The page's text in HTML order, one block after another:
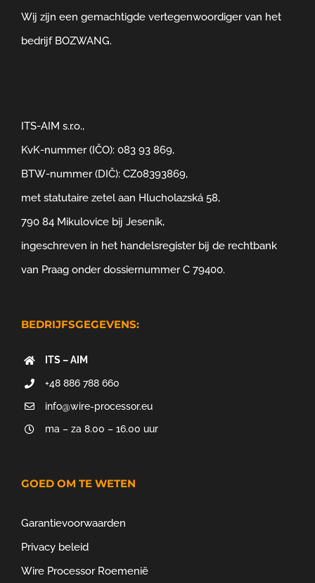
Wij zijn een gemachtigde vertegenwoordiger van het
bedrijf BOZWANG.
ITS-AIM s.r.o.,
KvK-nummer (IČO): 083 93 869,
BTW-nummer (DIČ): CZ08393869,
met statutaire zetel aan Hlucholazská 58,
790 84 Mikulovice bij Jeseník,
ingeschreven in het handelsregister bij de rechtbank
van Praag onder dossiernummer C 79400.
BEDRIJFSGEGEVENS:
ITS – AIM
+48 886 788 660
info@wire-processor.eu
ma – za 8.00 – 16.00 uur
GOED OM TE WETEN
Garantievoorwaarden
Privacy beleid
Wire Processor Roemenië